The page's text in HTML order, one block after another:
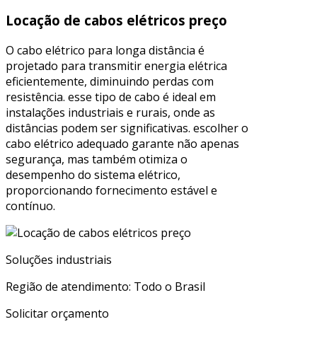
Locação de cabos elétricos preço
O cabo elétrico para longa distância é
projetado para transmitir energia elétrica
eficientemente, diminuindo perdas com
resistência. esse tipo de cabo é ideal em
instalações industriais e rurais, onde as
distâncias podem ser significativas. escolher o
cabo elétrico adequado garante não apenas
segurança, mas também otimiza o
desempenho do sistema elétrico,
proporcionando fornecimento estável e
contínuo.
Soluções industriais
Região de atendimento: Todo o Brasil
Solicitar orçamento